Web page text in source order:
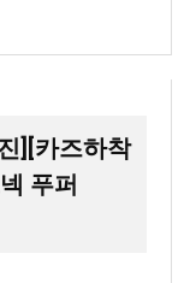
][카즈하착
푸퍼